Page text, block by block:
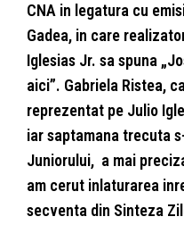
CNA in legatura cu
Gadea, in care
Iglesias Jr. sa spuna
aici”. Gabriela Ristea,
reprezentat pe Julio
iar saptamana trecuta
Juniorului, a mai
am cerut inlaturarea
secventa din Sinteza